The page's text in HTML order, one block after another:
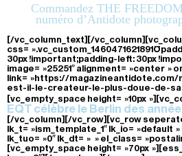
Commandez THE
numéro d’Antidote
[/vc_column_text][/
css=
30px !important;padding-left: 30px
image= »25251″ alignment= »center »
link= »https://
est-il-le-createur-le-plus-doue-de-
[vc_empty_space height= »10px
EQT célèbre le Berlin des
[/vc_column][/vc_row][vc_row
lk_t= »ism_template_1″ lk_io= »default »
lk_tuo= »0″ lk_dt= » » el_class=
[vc_empty_space height= »70px